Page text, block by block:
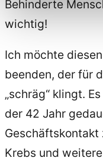
Behinderte
wichtig!
Ich möchte
beenden, der für
„schräg“ klingt.
der 42 Jahr
Geschäftskontakt
Krebs und